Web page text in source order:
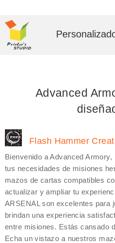
Advanced
Flash Hammer
Bienvenido a Advanced
tus necesidades de misiones
mazos de cartas compatibles
actualizar y ampliar tu
ARSENAL son excelentes para
brindan una experiencia
entre misiones. Estás cansado
Echa un vistazo a nuestros